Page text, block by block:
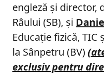
engleză şi director,
Râului (SB), şi
Educaţie fizică, TIC
la Sânpetru (BV)
exclusiv pentru